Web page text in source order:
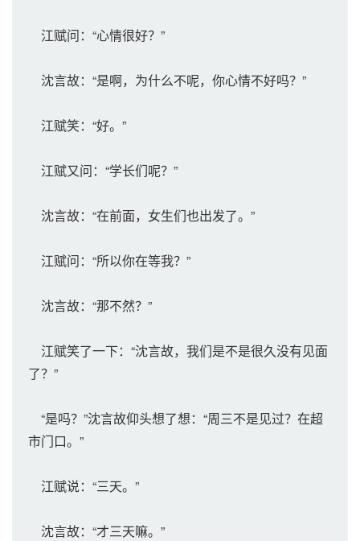
江赋问：“心情很好？”
沈言故：“是啊，为什么不呢，你心情不好吗？”
江赋笑：“好。”
江赋又问：“学长们呢？”
沈言故：“在前面，女生们也出发了。”
江赋问：“所以你在等我？”
沈言故：“那不然？”
江赋笑了一下：“沈言故，我们是不是很久没有见面
了？”
“是吗？”沈言故仰头想了想：“周三不是见过？在超
市门口。”
江赋说：“三天。”
沈言故：“才三天嘛。”